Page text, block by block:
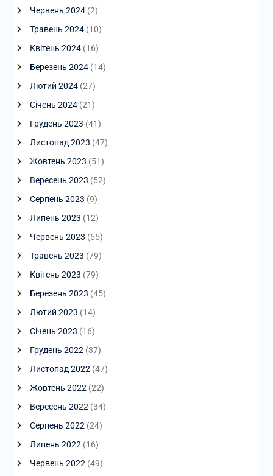
Червень 2024(2)
Травень 2024(10)
Квітень 2024(16)
Березень 2024(14)
Лютий 2024(27)
Січень 2024(21)
Грудень 2023 (41)
Листопад 2023 (47)
Жовтень 2023 (51)
Вересень 2023 (52)
Серпень 2023 (9)
Липень 2023 (12)
Червень 2023 (55)
Травень 2023 (79)
Квітень 2023 (79)
Березень 2023 (45)
Лютий 2023 (14)
Січень 2023 (16)
Грудень 2022 (37)
Листопад 2022 (47)
Жовтень 2022 (22)
Вересень 2022 (34)
Серпень 2022 (24)
Липень 2022 (16)
Червень 2022 (49)